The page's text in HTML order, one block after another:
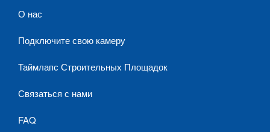
О нас
Подключите свою камеру
Таймлапс Строительных Площадок
Связаться с нами
FAQ